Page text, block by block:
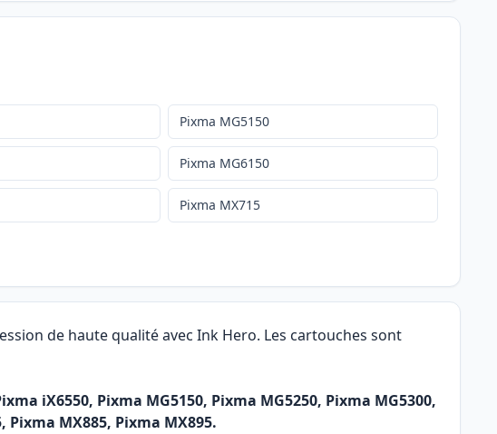
de haute qualité avec Ink Hero. Les cartouches sont
iX6550, Pixma MG5150, Pixma MG5250, Pixma MG5300,
Pixma MX885, Pixma MX895.
Pixma MG5150
Pixma MG6150
Pixma MX715